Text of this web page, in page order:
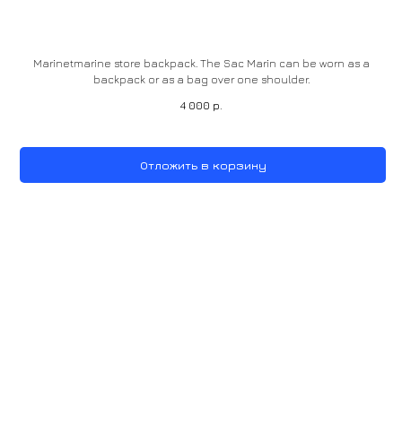
Marinetmarine store backpack. The Sac Marin can be worn as a
backpack or as a bag over one shoulder.
4 000 р.
Отложить в корзину